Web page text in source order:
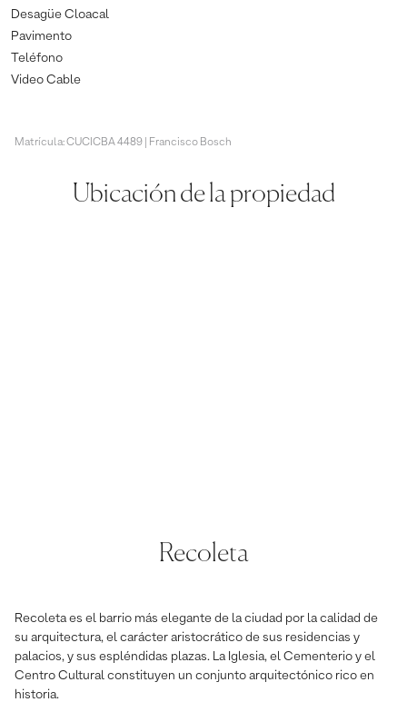
Desagüe Cloacal
Pavimento
Teléfono
Video Cable
Matrícula: CUCICBA 4489 | Francisco Bosch
Ubicación de la propiedad
Recoleta
Recoleta es el barrio más elegante de la ciudad por la calidad de
su arquitectura, el carácter aristocrático de sus residencias y
palacios, y sus espléndidas plazas. La Iglesia, el Cementerio y el
Centro Cultural constituyen un conjunto arquitectónico rico en
historia.